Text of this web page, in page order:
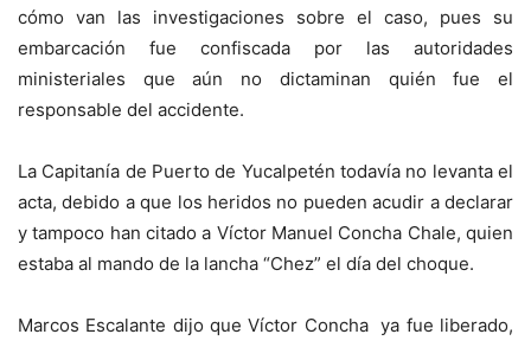
cómo van las investigaciones sobre el caso, pues su
embarcación fue confiscada por las autoridades
ministeriales que aún no dictaminan quién fue el
responsable del accidente.
La Capitanía de Puerto de Yucalpetén todavía no levanta el
acta, debido a que los heridos no pueden acudir a declarar
y tampoco han citado a Víctor Manuel Concha Chale, quien
estaba al mando de la lancha “Chez” el día del choque.
Marcos Escalante dijo que Víctor Concha ya fue liberado,